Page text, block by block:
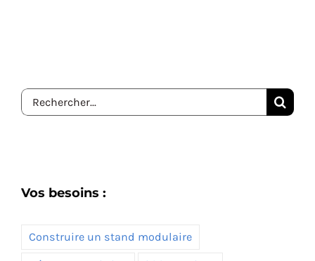
Rechercher:
Vos besoins :
Construire un stand modulaire